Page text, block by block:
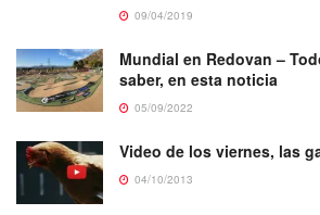
09/04/2019
Mundial en Redovan –
saber, en esta noticia
05/09/2022
Video de los viernes, las
04/10/2013